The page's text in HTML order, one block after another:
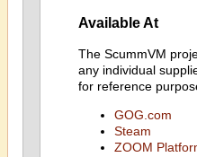
Available At
The ScummVM
any individual
for reference
GOG.com
Steam
ZOOM